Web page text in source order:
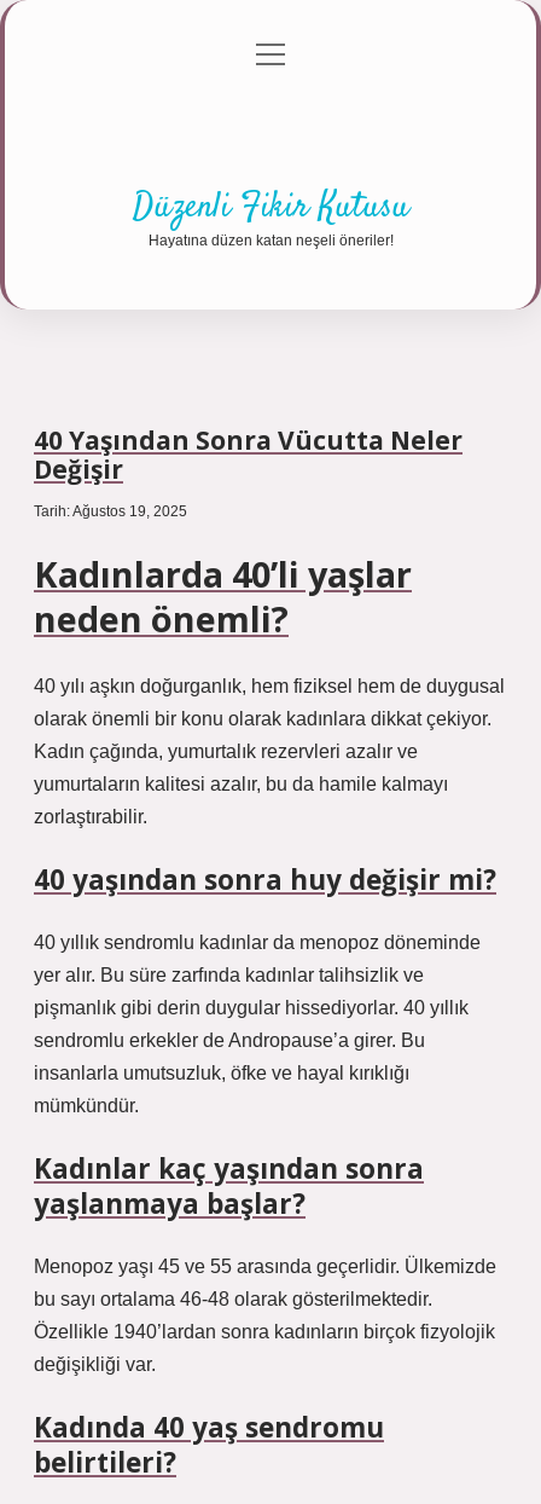
Gizlilik Politikası
menüyü
Düzenli Fikir Kutusu
Hayatına düzen katan neşeli öneriler!
40 Yaşından Sonra Vücutta Neler
Değişir
Tarih: Ağustos 19, 2025
Kadınlarda 40’li yaşlar
neden önemli?
40 yılı aşkın doğurganlık, hem fiziksel hem de duygusal
olarak önemli bir konu olarak kadınlara dikkat çekiyor.
Kadın çağında, yumurtalık rezervleri azalır ve
yumurtaların kalitesi azalır, bu da hamile kalmayı
zorlaştırabilir.
40 yaşından sonra huy değişir mi?
40 yıllık sendromlu kadınlar da menopoz döneminde
yer alır. Bu süre zarfında kadınlar talihsizlik ve
pişmanlık gibi derin duygular hissediyorlar. 40 yıllık
sendromlu erkekler de Andropause’a girer. Bu
insanlarla umutsuzluk, öfke ve hayal kırıklığı
mümkündür.
Kadınlar kaç yaşından sonra
yaşlanmaya başlar?
Menopoz yaşı 45 ve 55 arasında geçerlidir. Ülkemizde
bu sayı ortalama 46-48 olarak gösterilmektedir.
Özellikle 1940’lardan sonra kadınların birçok fizyolojik
değişikliği var.
Kadında 40 yaş sendromu
belirtileri?